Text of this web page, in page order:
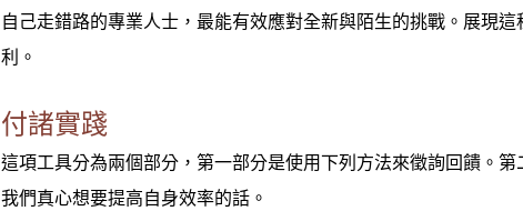
自己走錯路的專業人士，最能有效應對全新與陌生的挑戰。展現
利。
付諸實踐
這項工具分為兩個部分，第一部分是使用下列方法來徵詢回饋。
我們真心想要提高自身效率的話。